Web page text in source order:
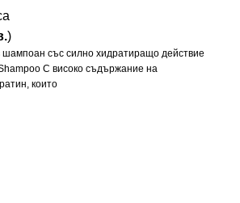
)
шампоан със силно хидратиращо действие
С високо съдържание на
които